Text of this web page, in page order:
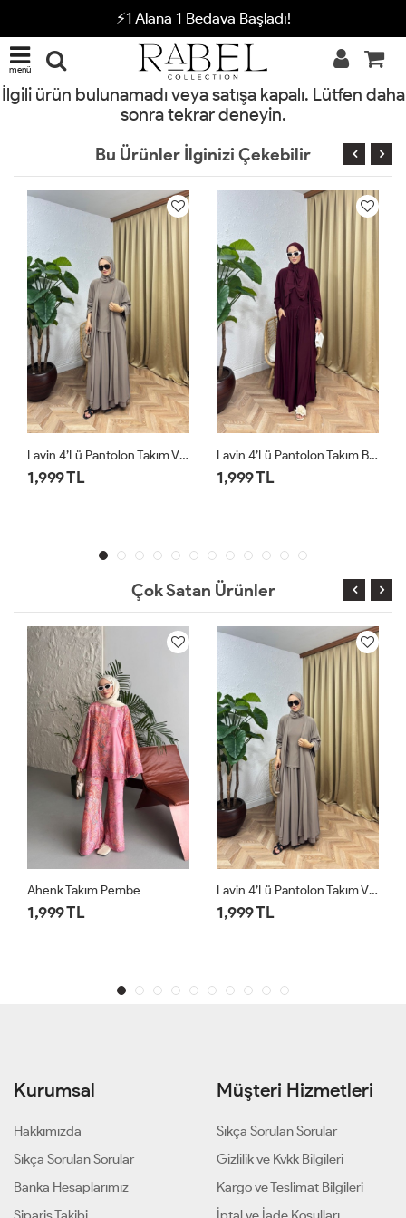
⚡1 Alana 1 Bedava Başladı!
menü
İlgili ürün bulunamadı veya satışa kapalı. Lütfen daha
sonra tekrar deneyin.
Bu Ürünler İlginizi Çekebilir
1,999 TL 1,999 TL
Çok Satan Ürünler
Lavin 4’lü Pantolon Takım Vizon
Kurumsal
Hakkımızda
Sıkça Sorulan Sorular
Banka Hesaplarımız
Müşteri Hizmetleri
Sıkça Sorulan Sorular
Gizlilik ve Kvkk Bilgileri
Kargo ve Teslimat Bilgileri